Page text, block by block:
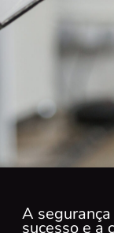
A
sucesso e a